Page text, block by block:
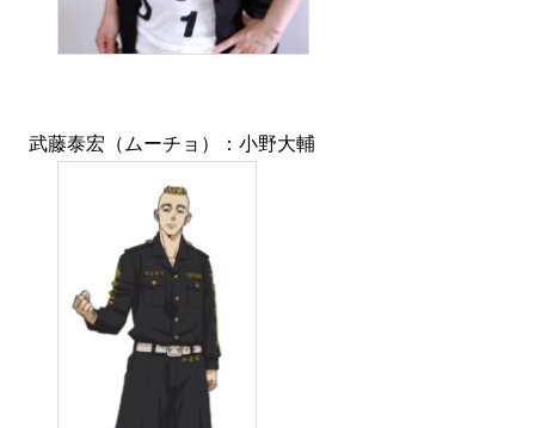
武藤泰宏（ムーチョ）：小野大輔